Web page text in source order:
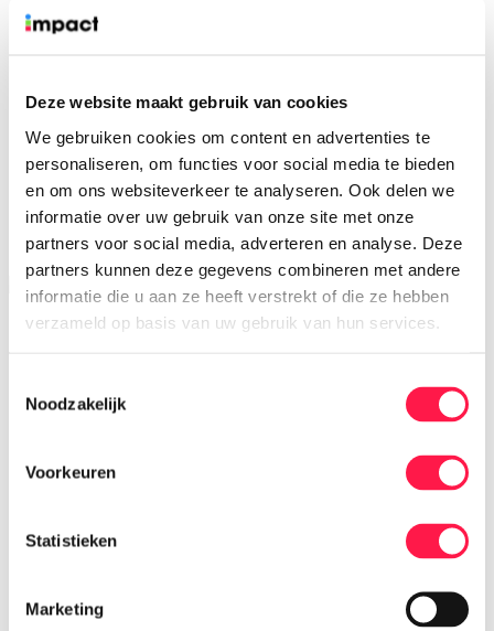
Deze website maakt gebruik van cookies
We gebruiken cookies om content en advertenties te
personaliseren, om functies voor social media te bieden
en om ons websiteverkeer te analyseren. Ook delen we
informatie over uw gebruik van onze site met onze
partners voor social media, adverteren en analyse. Deze
partners kunnen deze gegevens combineren met andere
informatie die u aan ze heeft verstrekt of die ze hebben
verzameld op basis van uw gebruik van hun services.
Noodzakelijk
Voorkeuren
Statistieken
Marketing
Agenda
Coaches & Individuele begeleiders
Leefstijltrainers
Samenwerken
Trainers & Ontwikkelaars
Coach en/of trainer die uitvoering wil geven
Contact
Mijn Impact
Trainingen
Leidinggeven
Subsidies